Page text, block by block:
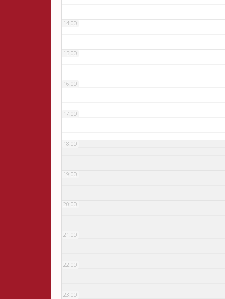
14:00
15:00
16:00
17:00
18:00
19:00
20:00
21:00
22:00
23:00